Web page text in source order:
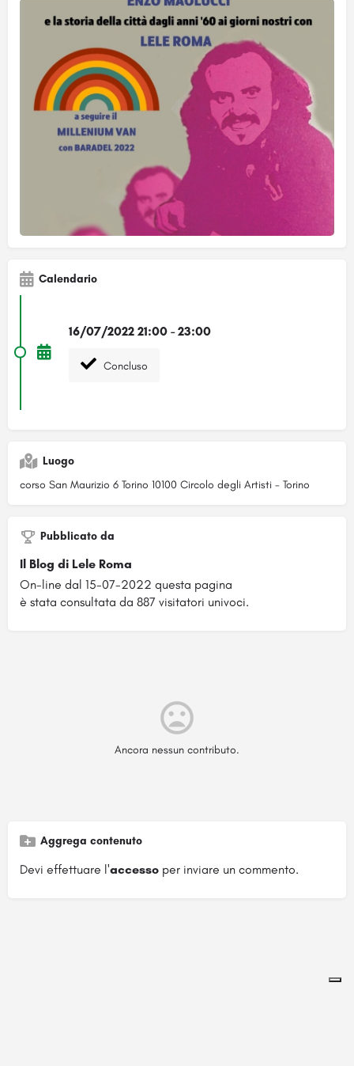
Calendario
16/07/2022 21:00 - 23:00
Concluso
Luogo
corso San Maurizio 6 Torino 10100 Circolo degli Artisti - Torino
Pubblicato da
Il Blog di Lele Roma
On-line dal 15-07-2022 questa pagina
è stata consultata da 887 visitatori univoci.
Ancora nessun contributo.
Aggrega contenuto
Devi effettuare l'accesso per inviare un commento.